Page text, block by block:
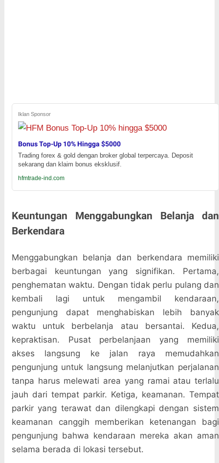
Iklan Sponsor
Bonus Top-Up 10% Hingga $5000
Trading forex & gold dengan broker global terpercaya. Deposit
sekarang dan klaim bonus eksklusif.
hfmtrade-ind.com
Keuntungan Menggabungkan Belanja dan
Berkendara
Menggabungkan belanja dan berkendara memiliki
berbagai keuntungan yang signifikan. Pertama,
penghematan waktu. Dengan tidak perlu pulang dan
kembali lagi untuk mengambil kendaraan,
pengunjung dapat menghabiskan lebih banyak
waktu untuk berbelanja atau bersantai. Kedua,
kepraktisan. Pusat perbelanjaan yang memiliki
akses langsung ke jalan raya memudahkan
pengunjung untuk langsung melanjutkan perjalanan
tanpa harus melewati area yang ramai atau terlalu
jauh dari tempat parkir. Ketiga, keamanan. Tempat
parkir yang terawat dan dilengkapi dengan sistem
keamanan canggih memberikan ketenangan bagi
pengunjung bahwa kendaraan mereka akan aman
selama berada di lokasi tersebut.